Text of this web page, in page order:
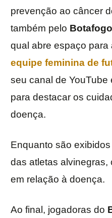
prevenção ao câncer
também pelo Botafogo
qual abre espaço
equipe feminina de
seu canal de
para destacar os
doença.
Enquanto são
das atletas
em relação à doença.
Ao final, jogadoras do